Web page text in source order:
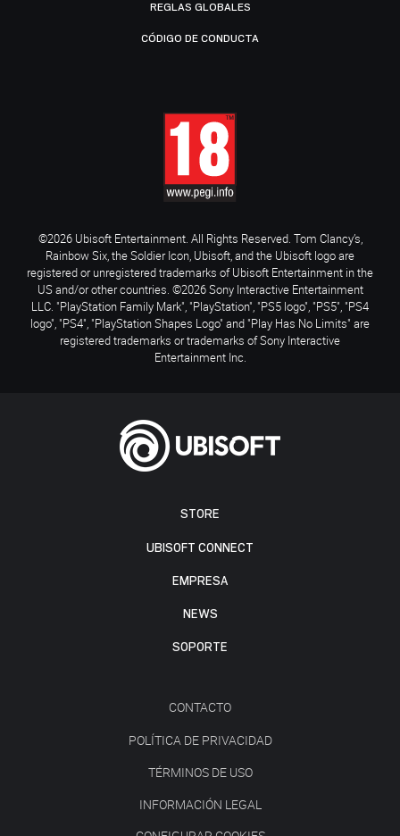
STORE
UBISOFT CONNECT
EMPRESA
NEWS
SOPORTE
CONTACTO
POLÍTICA DE PRIVACIDAD
TÉRMINOS DE USO
INFORMACIÓN LEGAL
REGLAS GLOBALES
CÓDIGO DE CONDUCTA
©2026 Ubisoft Entertainment. All Rights Reserved. Tom Clancy’s,
Rainbow Six, the Soldier Icon, Ubisoft, and the Ubisoft logo are
registered or unregistered trademarks of Ubisoft Entertainment in the
US and/or other countries. ©2026 Sony Interactive Entertainment
LLC. "PlayStation Family Mark", "PlayStation", "PS5 logo", "PS5", "PS4
logo", "PS4", "PlayStation Shapes Logo" and "Play Has No Limits" are
registered trademarks or trademarks of Sony Interactive
Entertainment Inc.